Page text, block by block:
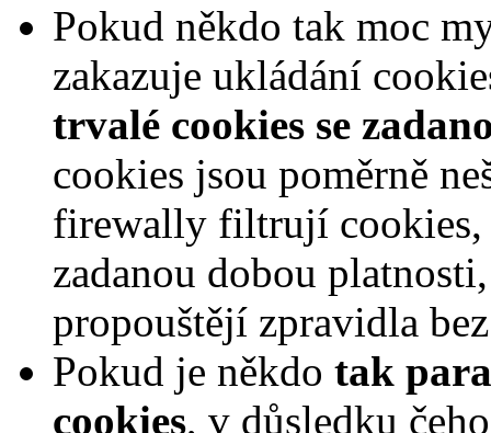
Pokud někdo tak moc
zakazuje ukládání
trvalé cookies se
cookies jsou poměrně
firewally filtrují cookies,
zadanou dobou
propouštějí zpravidla
Pokud je někdo tak
cookies, v důsledku